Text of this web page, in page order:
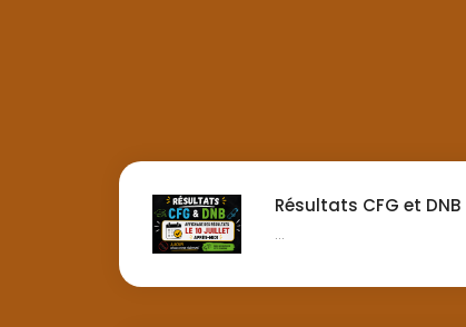
Résultats CFG et DNB
...